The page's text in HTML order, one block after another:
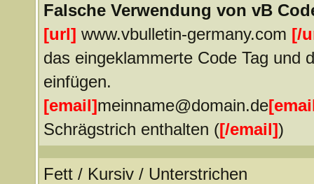
Falsche Verwendung von vB
[url] www.vbulletin-germany.com [/
das eingeklammerte Code Tag und
einfügen.
[email]meinname@domain.de
Schrägstrich enthalten ([/email])
Fett / Kursiv / Unterstrichen